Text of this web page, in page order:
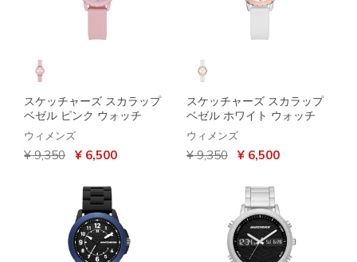
スケッチャーズ スカラップ
ベゼル ピンク ウォッチ
ウィメンズ
からの値引き
¥ 9,350 から
¥ 6,500
スケッチャーズ スカラップ
ベゼル ホワイト ウォッチ
ウィメンズ
からの値引き
¥ 9,350 から
¥ 6,500